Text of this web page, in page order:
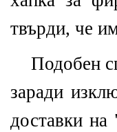
твърди, че
Подобен
заради
доставки